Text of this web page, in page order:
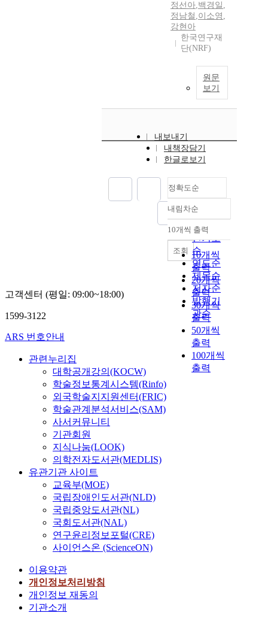
정선아,백경일 ,
정남철 ,이소영 ,
강현아
한국연구재
단(NRF)
원문
보기
내보내기
내책장담기
한글로보기
정확도순
정확도
순
인기도
순
연도순
제목순
저자순
발행기
관순
내림차순
내림차순
10개씩 출력
10개씩
출력
20개씩
출력
30개씩
출력
50개씩
출력
100개씩
출력
조회
고객센터 (평일: 09:00~18:00)
1599-3122
ARS 번호안내
관련누리집
대학공개강의(KOCW)
학술정보통계시스템(Rinfo)
외국학술지지원센터(FRIC)
학술관계분석서비스(SAM)
사서커뮤니티
기관회원
지식나눔(LOOK)
의학전자도서관(MEDLIS)
유관기관 사이트
교육부(MOE)
국립장애인도서관(NLD)
국립중앙도서관(NL)
국회도서관(NAL)
연구윤리정보포털(CRE)
사이언스온 (ScienceON)
이용약관
개인정보처리방침
개인정보 재동의
기관소개